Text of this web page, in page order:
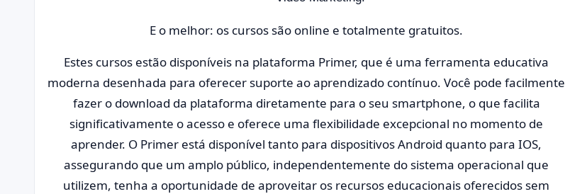
E o melhor: os cursos são online e totalmente gratuitos.
Estes cursos estão disponíveis na plataforma Primer, que é uma ferramenta educativa
moderna desenhada para oferecer suporte ao aprendizado contínuo. Você pode facilmente
fazer o download da plataforma diretamente para o seu smartphone, o que facilita
significativamente o acesso e oferece uma flexibilidade excepcional no momento de
aprender. O Primer está disponível tanto para dispositivos Android quanto para IOS,
assegurando que um amplo público, independentemente do sistema operacional que
utilizem, tenha a oportunidade de aproveitar os recursos educacionais oferecidos sem